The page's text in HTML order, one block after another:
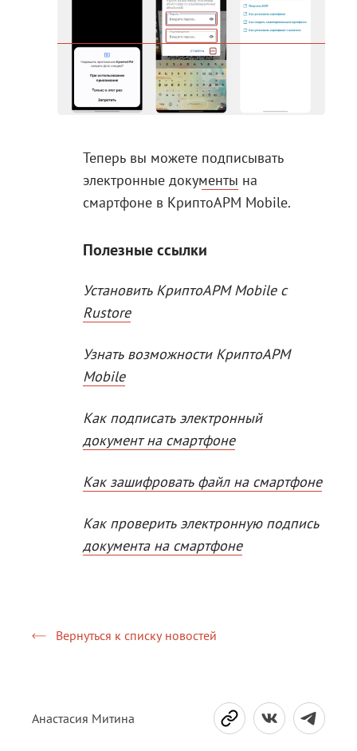
Теперь вы можете подписывать
электронные документы на
смартфоне в КриптоАРМ Mobile.
Полезные ссылки
Установить КриптоАРМ Mobile с
Rustore
Узнать возможности КриптоАРМ
Mobile
Как подписать электронный
документ на смартфоне
Как зашифровать файл на смартфоне
Как проверить электронную подпись
документа на смартфоне
Вернуться к списку новостей
Анастасия Митина